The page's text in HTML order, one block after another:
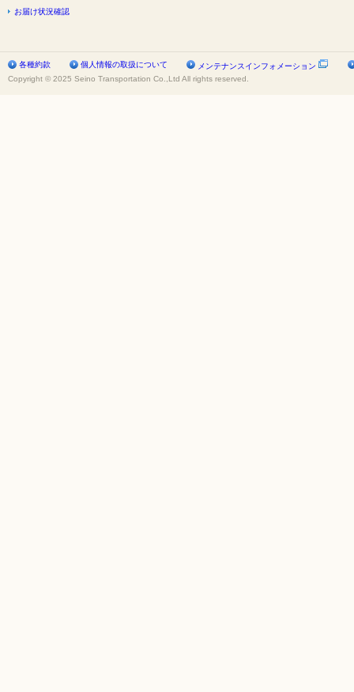
お届け状況確認
各種約款 個人情報の取扱について
メンテナンスインフォメーション
Copyright © 2025 Seino Transportation Co.,Ltd All rights reserved.